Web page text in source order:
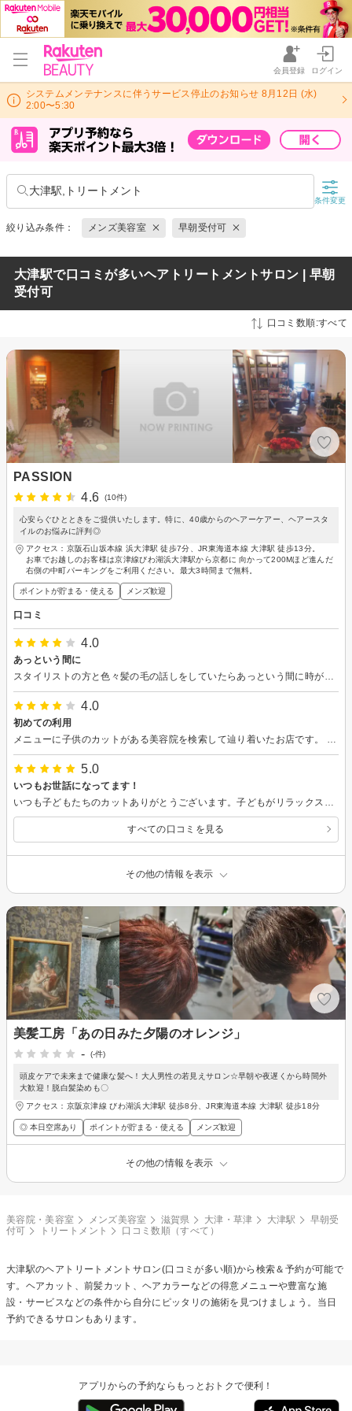
会員登録 ログイン
システムメンテナンスに伴うサービス停止のお知らせ 8月12日 (水)
2:00〜5:30
大津駅,トリートメント
条件変更
絞り込み条件： メンズ美容室 早朝受付可
大津駅で口コミが多いヘアトリートメントサロン | 早朝
受付可
口コミ数順:すべて
PASSION
4.6
(10件)
心安らぐひとときをご提供いたします。特に、40歳からのヘアーケアー、ヘアースタ
イルのお悩みに評判◎
アクセス：京阪石山坂本線 浜大津駅 徒歩7分、JR東海道本線 大津駅 徒歩13分。
お車でお越しのお客様は京津線びわ湖浜大津駅から京都に 向かって200Mほど進んだ
右側の中町パーキングをご利用ください。最大3時間まで無料。
ポイントが貯まる・使える メンズ歓迎
口コミ
4.0
あっという間に
4.0
初めての利用
5.0
いつもお世話になってます！
すべての口コミを見る
その他の情報を表示
美髪工房「あの日みた夕陽のオレンジ」
-
(-件)
頭皮ケアで未来まで健康な髪へ！大人男性の若見えサロン☆早朝や夜遅くから時間外
大歓迎！脱白髪染めも〇
アクセス：京阪京津線 びわ湖浜大津駅 徒歩8分、JR東海道本線 大津駅 徒歩18分
◎ 本日空席あり ポイントが貯まる・使える メンズ歓迎
その他の情報を表示
美容院・美容室 メンズ美容室 滋賀県 大津・草津 大津駅
早朝受
付可
トリートメント 口コミ数順（すべて）
大津駅のヘアトリートメント サロン(口コミが多い順)から検索＆予約が可能で
す。ヘアカット、前髪カット、ヘアカラーなどの得意メニューや豊富な施
設・サービスなどの条件から自分にピッタリの施術を見つけましょう。当日
予約できるサロンもあります。
アプリからの予約ならもっとおトクで便利！